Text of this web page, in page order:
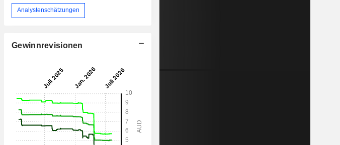
Analystenschätzungen
Gewinnrevisionen